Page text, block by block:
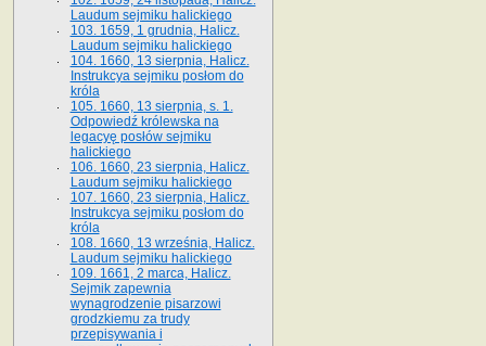
Laudum sejmiku halickiego
103. 1659, 1 grudnia, Halicz.
Laudum sejmiku halickiego
104. 1660, 13 sierpnia, Halicz.
Instrukcya sejmiku posłom do
króla
105. 1660, 13 sierpnia, s. 1.
Odpowiedź królewska na
legacyę posłów sejmiku
halickiego
106. 1660, 23 sierpnia, Halicz.
Laudum sejmiku halickiego
107. 1660, 23 sierpnia, Halicz.
Instrukcya sejmiku posłom do
króla
108. 1660, 13 września, Halicz.
Laudum sejmiku halickiego
109. 1661, 2 marca, Halicz.
Sejmik zapewnia
wynagrodzenie pisarzowi
grodzkiemu za trudy
przepisywania i